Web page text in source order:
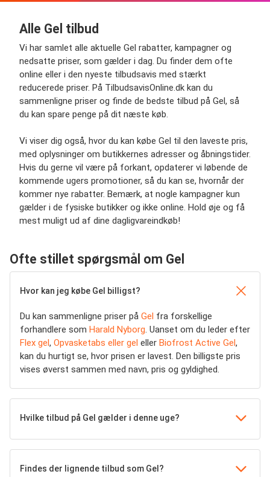
Alle Gel tilbud
Vi har samlet alle aktuelle Gel rabatter, kampagner og
nedsatte priser, som gælder i dag. Du finder dem ofte
online eller i den nyeste tilbudsavis med stærkt
reducerede priser. På TilbudsavisOnline.dk kan du
sammenligne priser og finde de bedste tilbud på Gel, så
du kan spare penge på dit næste køb.
Vi viser dig også, hvor du kan købe Gel til den laveste pris,
med oplysninger om butikkernes adresser og åbningstider.
Hvis du gerne vil være på forkant, opdaterer vi løbende de
kommende ugers promotioner, så du kan se, hvornår der
kommer nye rabatter. Bemærk, at nogle kampagner kun
gælder i de fysiske butikker og ikke online. Hold øje og få
mest muligt ud af dine dagligvareindkøb!
Ofte stillet spørgsmål om Gel
Hvor kan jeg købe Gel billigst?
Du kan sammenligne priser på Gel fra forskellige
forhandlere som Harald Nyborg. Uanset om du leder efter
Flex gel, Opvasketabs eller gel eller Biofrost Active Gel,
kan du hurtigt se, hvor prisen er lavest. Den billigste pris
vises øverst sammen med navn, pris og gyldighed.
Hvilke tilbud på Gel gælder i denne uge?
Findes der lignende tilbud som Gel?